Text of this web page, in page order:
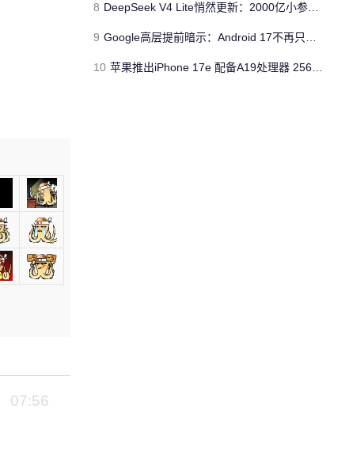
07:56
8 DeepSeek V4 Lite悄然更新：2000亿小参数性能逼近美国顶流
9 Google高层提前暗示：Android 17不再只是操作系统
10 苹果推出iPhone 17e 配备A19处理器 256GB容量起步 刘海屏依旧